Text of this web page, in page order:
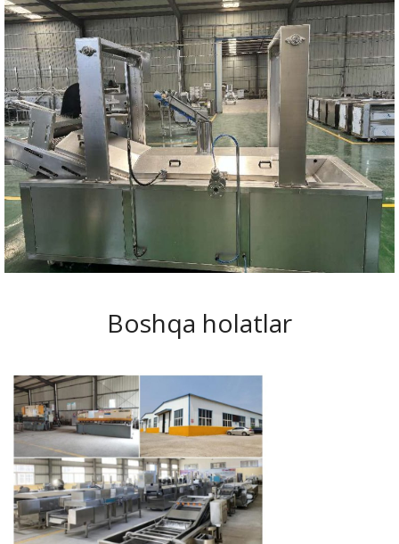
Boshqa holatlar